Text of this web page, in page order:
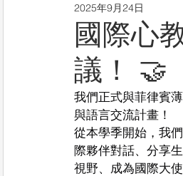
表演藝術
心文藝競賽 國際教育
國際心
議！ 🤝
2025年9月24日
我們正式與菲律賓
與語言交流計畫！
從本學季開始，我
際夥伴對話、分享
視野、成為國際大使